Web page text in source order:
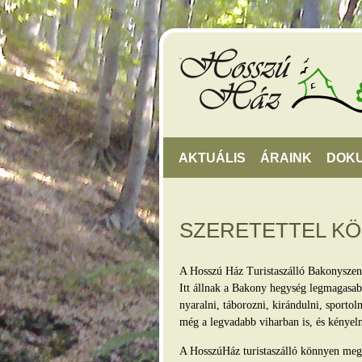
AKTUÁLIS ÁRAINK
SZERETETTEL
A Hosszú Ház Turistaszálló
Itt állnak a Bakony hegység
nyaralni, táborozni, kirándulni,
még a legvadabb viharban is, és
A HosszúHáz turistaszálló könnyen